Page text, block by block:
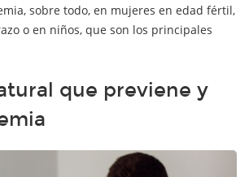
sobre todo, en mujeres en edad fértil,
o en niños, que son los principales
que previene y